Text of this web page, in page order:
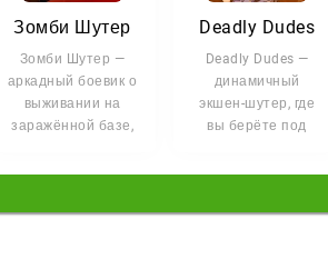
Зомби Шутер
Зомби Шутер —
аркадный боевик о
выживании на
заражённой базе,
Deadly Dudes
Deadly Dudes —
динамичный
экшен-шутер, где
вы берёте под